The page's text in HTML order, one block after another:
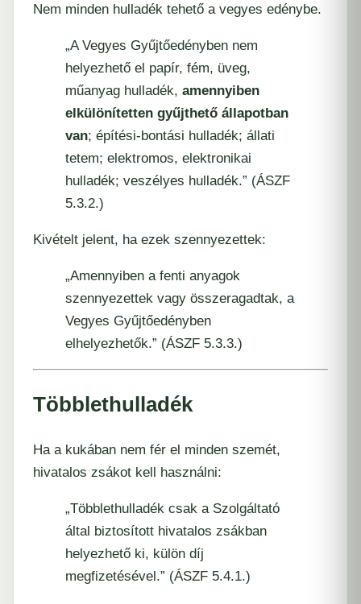
Nem minden hulladék tehető a vegyes edénybe.
„A Vegyes Gyűjtőedényben nem
helyezhető el papír, fém, üveg,
műanyag hulladék, amennyiben
elkülönítetten gyűjthető állapotban
van; építési-bontási hulladék; állati
tetem; elektromos, elektronikai
hulladék; veszélyes hulladék.” (ÁSZF
5.3.2.)
Kivételt jelent, ha ezek szennyezettek:
„Amennyiben a fenti anyagok
szennyezettek vagy összeragadtak, a
Vegyes Gyűjtőedényben
elhelyezhetők.” (ÁSZF 5.3.3.)
Többlethulladék
Ha a kukában nem fér el minden szemét,
hivatalos zsákot kell használni:
„Többlethulladék csak a Szolgáltató
által biztosított hivatalos zsákban
helyezhető ki, külön díj
megfizetésével.” (ÁSZF 5.4.1.)